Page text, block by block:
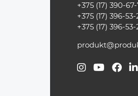
+375 (17) 390-
+375 (17) 396-53-
+375 (17) 396-53-